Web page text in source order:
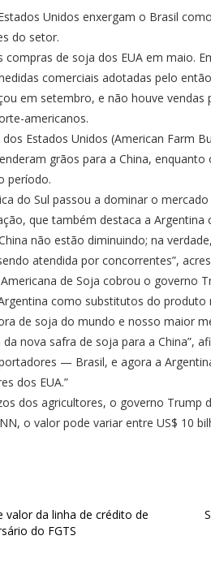
Unidos enxergam o Brasil
do setor.
compras de soja dos EUA em maio.
comerciais adotadas pelo
em setembro, e não houve
americanos.
Estados Unidos (American Farm
grãos para a China,
período.
do Sul passou a dominar o
que também destaca a
não estão diminuindo; na
atendida por concorrentes”,
de Soja cobrou o governo
como substitutos do produto
de soja do mundo e nosso maior
nova safra de soja para a China”,
— Brasil, e agora a
dos EUA.”
dos agricultores, o governo Trump
o valor pode variar entre US$ 10
valor da linha de crédito de
do FGTS